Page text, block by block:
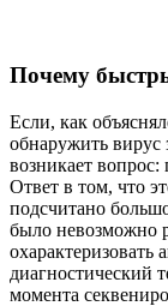
Почему
Если, как
обнаружить
возникает
Ответ в том, что
подсчитано
было невозможно
диагностический
момента